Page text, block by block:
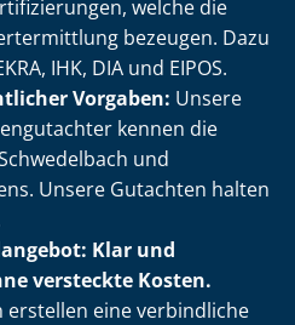
welche die
bezeugen. Dazu
IHK, DIA und EIPOS.
Vorgaben: Unsere
kennen die
und
Unsere Gutachten halten
Klar und
versteckte Kosten.
erstellen eine verbindliche